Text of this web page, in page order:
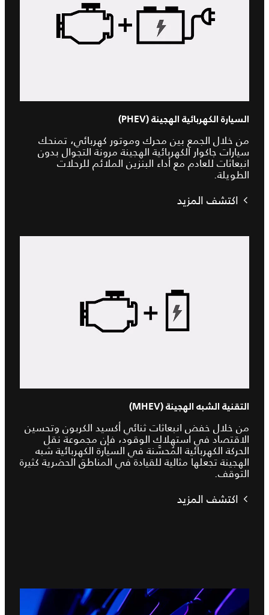
السيارة الكهربائية الهجينة (PHEV)
من خلال الجمع بين محرك وموتور كهربائي، تمنحك
سيارات جاكوار الكهربائية الهجينة مرونة التجوال بدون
انبعاثات للعادم مع أداء البنزين الملائم للرحلات
الطويلة.
اكتشف المزيد
التقنية الشبه الهجينة (MHEV)
من خلال خفض انبعاثات ثنائي أكسيد الكربون وتحسين
الاقتصاد في استهلاك الوقود، فإن مجموعة نقل
الحركة الكهربائية المُحسَّنة في السيارة الكهربائية شبه
الهجينة تجعلها مثالية للقيادة في المناطق الحضرية كثيرة
التوقف.
اكتشف المزيد